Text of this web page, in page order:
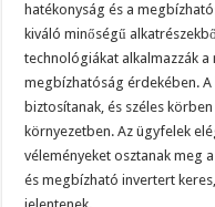
hatékonyság és a
kiváló minőségű
technológiákat alkalmazzák
megbízhatóság érdekében.
biztosítanak, és széles
környezetben. Az ügyfelek
véleményeket osztanak meg
és megbízható invertert